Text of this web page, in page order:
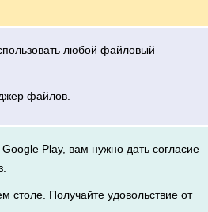
любой файловый
файлов.
Play, вам нужно дать согласие
столе. Получайте удовольствие от